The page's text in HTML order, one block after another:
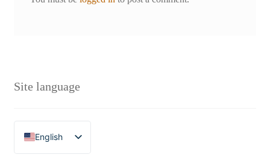
Site language
English
Polski